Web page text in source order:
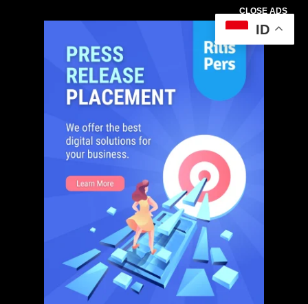
CLOSE ADS
ID